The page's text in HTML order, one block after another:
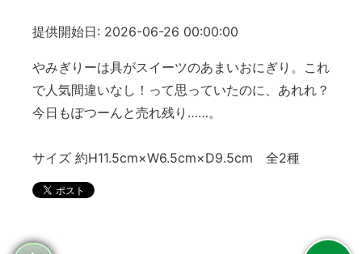
提供開始日: 2026-06-26 00:00:00
やみぎりーは具がスイーツのあまいおにぎり。これ
で人気間違いなし！って思っていたのに、あれれ？
今日もぽつーんと売れ残り……。
サイズ 約H11.5cm×W6.5cm×D9.5cm 全2種